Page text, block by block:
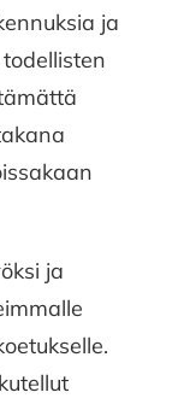
ja
ja